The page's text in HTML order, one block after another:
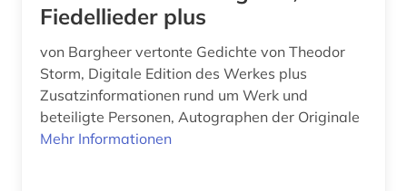
Fiedellieder plus
von Bargheer vertonte Gedichte von Theodor
Storm, Digitale Edition des Werkes plus
Zusatzinformationen rund um Werk und
beteiligte Personen, Autographen der Originale
Mehr Informationen